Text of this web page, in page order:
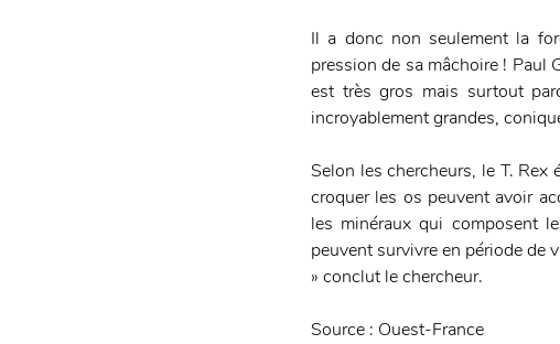
Il a donc non seulement la
pression de sa mâchoire ! Paul
est très gros mais surtout
incroyablement grandes,
Selon les chercheurs, le T. Rex
croquer les os peuvent avoir
les minéraux qui composent
peuvent survivre en période de
» conclut le chercheur.
Source : Ouest-France